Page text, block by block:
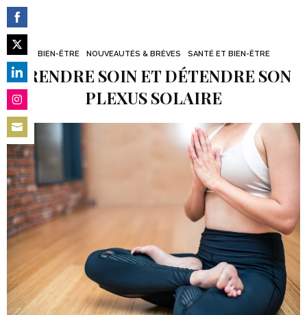
BIEN-ÊTRE NOUVEAUTÉS & BRÈVES SANTÉ ET BIEN-ÊTRE
PRENDRE SOIN ET DÉTENDRE SON
PLEXUS SOLAIRE
Share
on
Facebook
Share
on
Twitter
Share
on
LinkedIn
Share
on
Instagram
Share
on
Email